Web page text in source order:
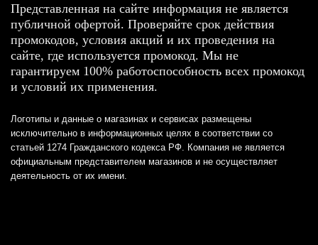
Представленная на сайте информация не является
публичной офертой. Проверяйте срок действия
промокодов, условия акций и их проведения на
сайте, где используется промокод. Мы не
гарантируем 100% работоспособность всех промокод
и условий их применения.
Логотипы и данные о магазинах и сервисах размещены
исключительно в информационных целях в соответствии со
статьей 1274 Гражданского кодекса РФ. Компания не является
официальным представителем магазинов и не осуществляет
деятельность от их имени.